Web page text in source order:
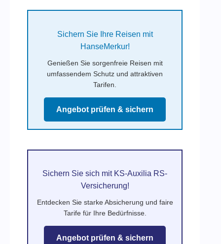
Sichern Sie Ihre Reisen mit
HanseMerkur!
Genießen Sie sorgenfreie Reisen mit
umfassendem Schutz und attraktiven
Tarifen.
Angebot prüfen & sichern
Sichern Sie sich mit KS-Auxilia RS-
Versicherung!
Entdecken Sie starke Absicherung und faire
Tarife für Ihre Bedürfnisse.
Angebot prüfen & sichern